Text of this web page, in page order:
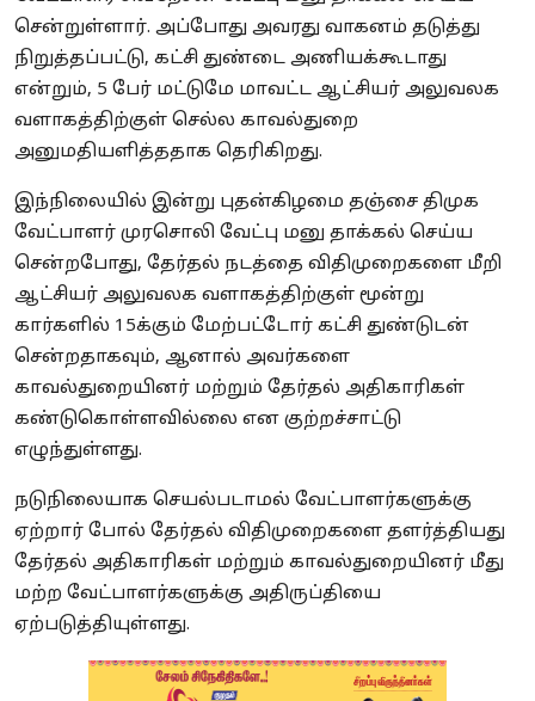
சென்றுள்ளார். அப்போது அவரது வாகனம் தடுத்து
நிறுத்தப்பட்டு, கட்சி துண்டை அணியக்கூடாது
என்றும், 5 பேர் மட்டுமே மாவட்ட ஆட்சியர் அலுவலக
வளாகத்திற்குள் செல்ல காவல்துறை
அனுமதியளித்ததாக தெரிகிறது.
இந்நிலையில் இன்று புதன்கிழமை தஞ்சை திமுக
வேட்பாளர் முரசொலி வேட்பு மனு தாக்கல் செய்ய
சென்றபோது, தேர்தல் நடத்தை விதிமுறைகளை மீறி
ஆட்சியர் அலுவலக வளாகத்திற்குள் மூன்று
கார்களில் 15க்கும் மேற்பட்டோர் கட்சி துண்டுடன்
சென்றதாகவும், ஆனால் அவர்களை
காவல்துறையினர் மற்றும் தேர்தல் அதிகாரிகள்
கண்டுகொள்ளவில்லை என குற்றச்சாட்டு
எழுந்துள்ளது.
நடுநிலையாக செயல்படாமல் வேட்பாளர்களுக்கு
ஏற்றார் போல் தேர்தல் விதிமுறைகளை தளர்த்தியது
தேர்தல் அதிகாரிகள் மற்றும் காவல்துறையினர் மீது
மற்ற வேட்பாளர்களுக்கு அதிருப்தியை
ஏற்படுத்தியுள்ளது.